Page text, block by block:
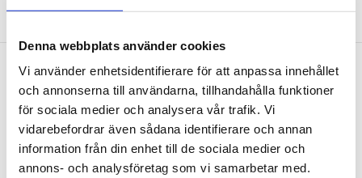
Denna webbplats använder cookies
Vi använder enhetsidentifierare för att anpassa innehållet
och annonserna till användarna, tillhandahålla funktioner
för sociala medier och analysera vår trafik. Vi
vidarebefordrar även sådana identifierare och annan
information från din enhet till de sociala medier och
annons- och analysföretag som vi samarbetar med.
Nyhetsbrev